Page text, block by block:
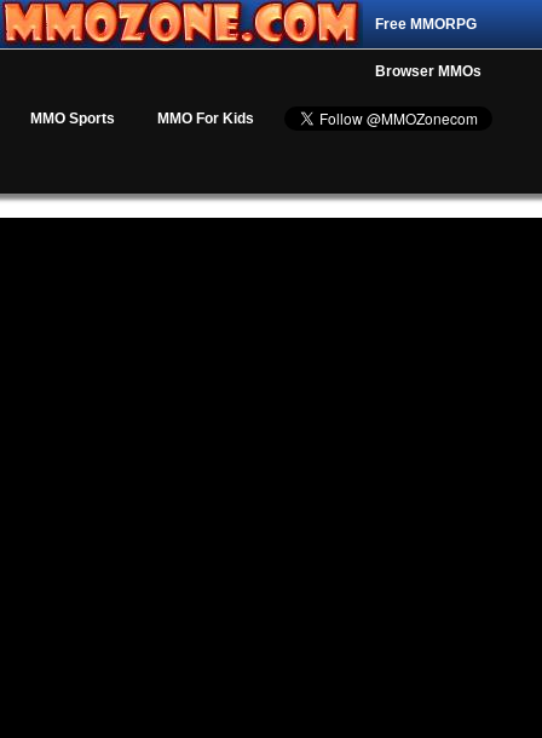
Free MMORPG
Browser MMOs
MMO Sports MMO For Kids